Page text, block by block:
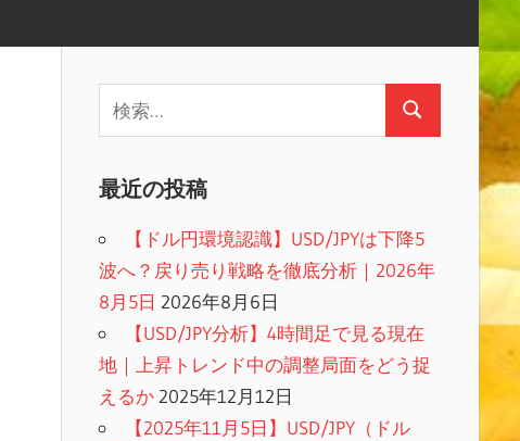
検
最近の投稿
【ドル円環境認識】USD/JPYは下降5
波へ？戻り売り戦略を徹底分析｜2026年
8月5日 2026年8月6日
【USD/JPY分析】4時間足で見る現在
地｜上昇トレンド中の調整局面をどう捉
えるか 2025年12月12日
【2025年11月5日】USD/JPY（ドル